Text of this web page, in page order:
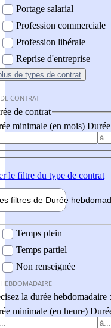
Portage salarial
Profession commerciale
Profession libérale
Reprise d'entreprise
de types de contrat
CONTRAT
de contrat
minimale (en mois)
le filtre du type de contrat
filtres de Durée hebdo
Temps plein
Temps partiel
Non renseignée
la durée hebdomadaire :
minimale (en heure)